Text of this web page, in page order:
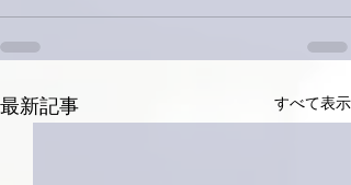
最新記事 すべて表示